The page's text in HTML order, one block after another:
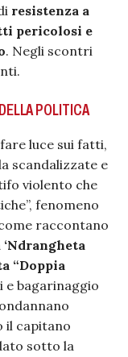
resistenza a
pericolosi e
. Negli scontri
POLITICA
luce sui fatti,
scandalizzate e
violento che
fenomeno
raccontano
“Doppia
bagarinaggio
il capitano
sotto la